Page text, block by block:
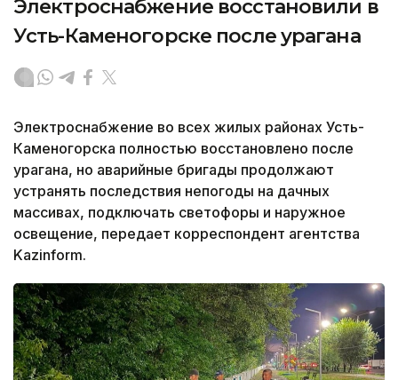
Электроснабжение восстановили в
Усть-Каменогорске после урагана
Электроснабжение во всех жилых районах Усть-
Каменогорска полностью восстановлено после
урагана, но аварийные бригады продолжают
устранять последствия непогоды на дачных
массивах, подключать светофоры и наружное
освещение, передает корреспондент агентства
Kazinform.